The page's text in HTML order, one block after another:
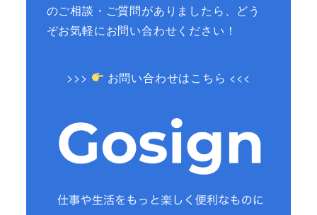
のご相談・ご質問がありましたら、どう
ぞお気軽にお問い合わせください！
>>> お問い合わせはこちら <<<